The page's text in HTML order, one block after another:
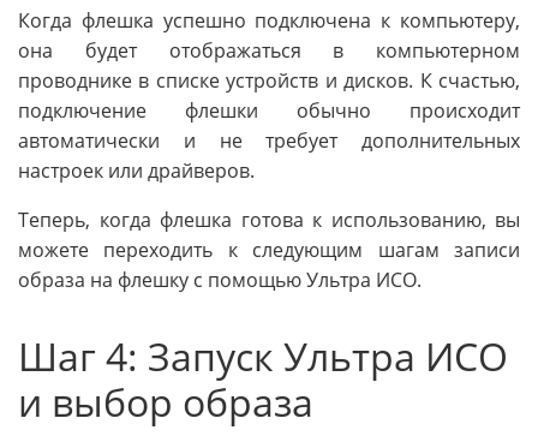
Когда флешка успешно подключена к компьютеру,
она будет отображаться в компьютерном
проводнике в списке устройств и дисков. К счастью,
подключение флешки обычно происходит
автоматически и не требует дополнительных
настроек или драйверов.
Теперь, когда флешка готова к использованию, вы
можете переходить к следующим шагам записи
образа на флешку с помощью Ультра ИСО.
Шаг 4: Запуск Ультра ИСО
и выбор образа